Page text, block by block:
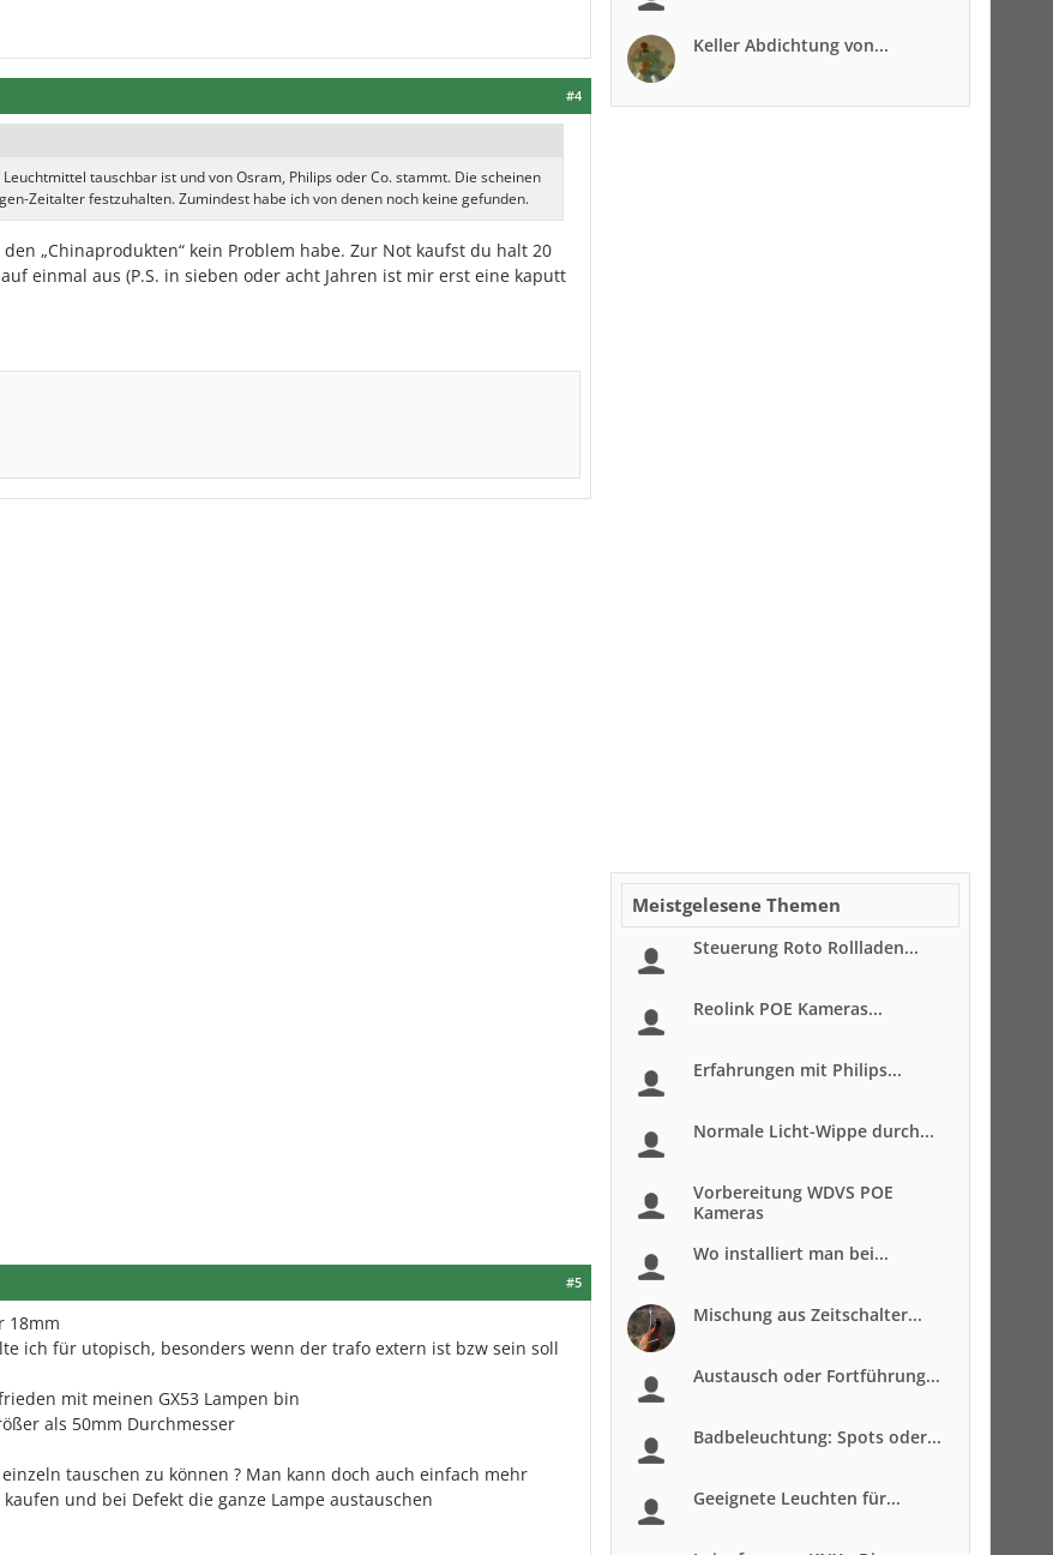
#4
tauschbar ist und von Osram, Philips oder Co. stammt. Die scheinen
Zeitalter festzuhalten. Zumindest habe ich von denen noch keine gefunden.
„Chinaprodukten“ kein Problem habe. Zur Not kaufst du halt 20
einmal aus (P.S. in sieben oder acht Jahren ist mir erst eine kaputt
#5
18mm
ich für utopisch, besonders wenn der trafo extern ist bzw sein soll
mit meinen GX53 Lampen bin
als 50mm Durchmesser
tauschen zu können ? Man kann doch auch einfach mehr
und bei Defekt die ganze Lampe austauschen
Keller Abdichtung von...
Meistgelesene Themen
Steuerung Roto Rollladen...
Reolink POE Kameras...
Erfahrungen mit Philips...
Normale Licht-Wippe durch...
Vorbereitung WDVS POE
Kameras
Wo installiert man bei...
Mischung aus Zeitschalter...
Austausch oder Fortführung...
Badbeleuchtung: Spots oder...
Geeignete Leuchten für...